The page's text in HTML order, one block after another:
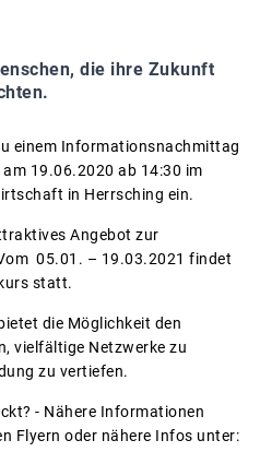
die ihre Zukunft
einem Informationsnachmittag
19.06.2020 ab 14:30 im
in Herrsching ein.
Angebot zur
05.01. – 19.03.2021 findet
statt.
die Möglichkeit den
vielfältige Netzwerke zu
zu vertiefen.
- Nähere Informationen
Flyern oder nähere Infos unter: